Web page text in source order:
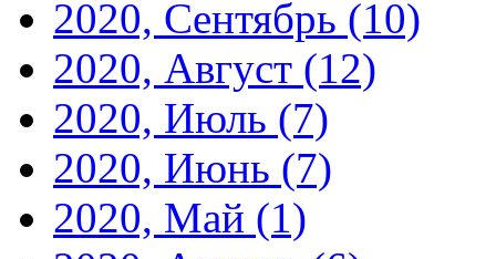
2020, Сентябрь (10)
2020, Август (12)
2020, Июль (7)
2020, Июнь (7)
2020, Май (1)